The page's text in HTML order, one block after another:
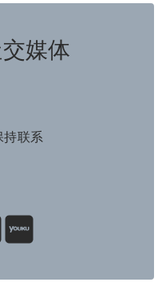
媒体
联系